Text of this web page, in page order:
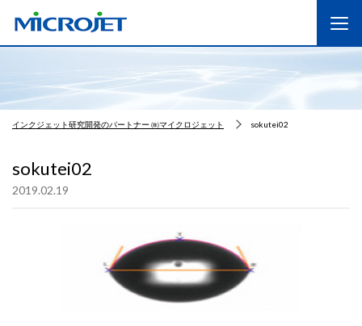
インクジェット研究開発のパートナー ㈱マイクロジェット sokutei02
sokutei02
2019.02.19